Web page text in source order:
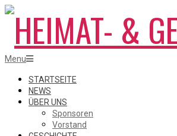
Skip
content
HEIMAT-
&
Primary
Menu
Menu
STARTSEITE
NEWS
ÜBER UNS
Sponsoren
Vorstand